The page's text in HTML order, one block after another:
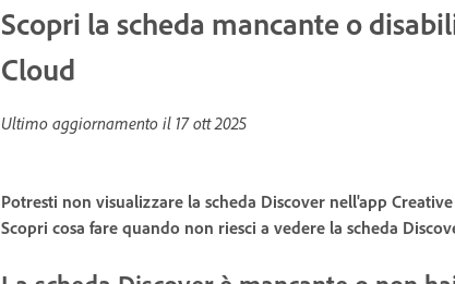
Scopri la scheda mancante o
Cloud
Ultimo aggiornamento il 17 ott 2025
Potresti non visualizzare la scheda Discover nell'app
Scopri cosa fare quando non riesci a vedere la scheda